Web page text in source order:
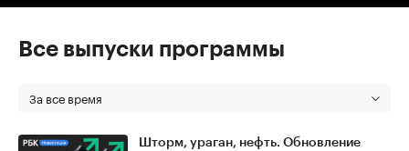
Все выпуски программы
За все время
Шторм, ураган, нефть. Обновление